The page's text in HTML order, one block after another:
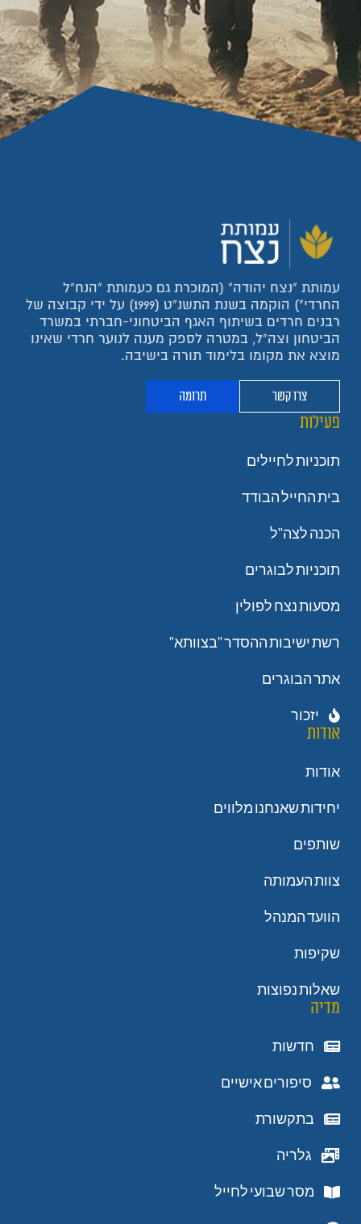
עמותת "נצח יהודה" (המוכרת גם כעמותת "הנח"ל
החרדי") הוקמה בשנת התשנ"ט (1999) על ידי קבוצה של
רבנים חרדים בשיתוף האגף הביטחוני-חברתי במשרד
הביטחון וצה"ל, במטרה לספק מענה לנוער חרדי שאינו
מוצא את מקומו בלימוד תורה בישיבה.
צרו קשר תרומה
פעילות
תוכניות לחיילים
בית החייל הבודד
הכנה לצה"ל
תוכניות לבוגרים
מסעות נצח לפולין
רשת ישיבות ההסדר "בצוותא"
אתר הבוגרים
יזכור
אודות
אודות
יחידות שאנחנו מלווים
שותפים
צוות העמותה
הוועד המנהל
שקיפות
שאלות נפוצות
מדיה
חדשות
סיפורים אישיים
בתקשורת
גלריה
מסר שבועי לחייל